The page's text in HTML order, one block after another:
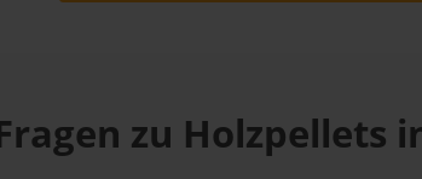
zu Holzpellets